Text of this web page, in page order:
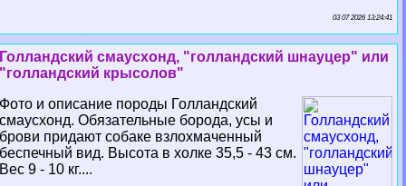
03 07 2026 13:24:41
Голландский смаусхонд, "голландский шнауцер" или
"голландский крысолов"
Фото и описание породы Голландский
смаусхонд. Обязательные борода, усы и
брови придают собаке взлохмаченный
беспечный вид. Высота в холке 35,5 - 43 см.
Вес 9 - 10 кг....